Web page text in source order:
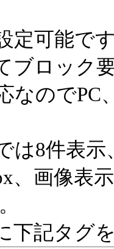
定可能で
ブロック
なので
は8件表
、画像表
下記タグ